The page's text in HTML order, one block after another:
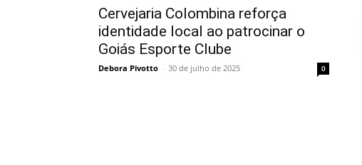
Cervejaria Colombina reforça
identidade local ao patrocinar o
Goiás Esporte Clube
Debora Pivotto - 30 de julho de 2025 0